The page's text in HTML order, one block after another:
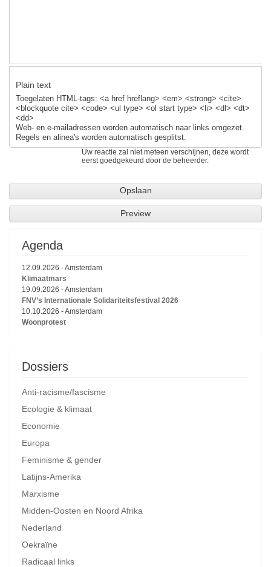
Plain text
Toegelaten HTML-tags: <a href hreflang> <em> <strong> <cite>
<blockquote cite> <code> <ul type> <ol start type> <li> <dl> <dt>
<dd>
Web- en e-mailadressen worden automatisch naar links omgezet.
Regels en alinea's worden automatisch gesplitst.
Uw reactie zal niet meteen verschijnen, deze wordt
eerst goedgekeurd door de beheerder.
Agenda
12.09.2026 -Amsterdam
Klimaatmars
19.09.2026 -Amsterdam
FNV’s Internationale Solidariteitsfestival 2026
10.10.2026 -Amsterdam
Woonprotest
Dossiers
Anti-racisme/fascisme
Ecologie & klimaat
Economie
Europa
Feminisme & gender
Latijns-Amerika
Marxisme
Midden-Oosten en Noord Afrika
Nederland
Oekraïne
Radicaal links